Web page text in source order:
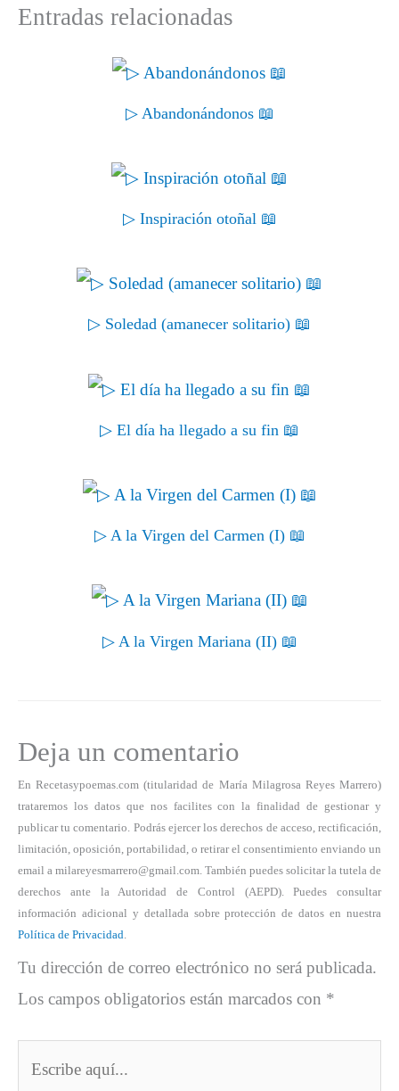
Entradas relacionadas
▷ Abandonándonos 📖
▷ Inspiración otoñal 📖
▷ Soledad (amanecer solitario) 📖
▷ El día ha llegado a su fin 📖
▷ A la Virgen del Carmen (I) 📖
▷ A la Virgen Mariana (II) 📖
Deja un comentario
En Recetasypoemas.com (titularidad de María Milagrosa Reyes Marrero)
trataremos los datos que nos facilites con la finalidad de gestionar y
publicar tu comentario. Podrás ejercer los derechos de acceso, rectificación,
limitación, oposición, portabilidad, o retirar el consentimiento enviando un
email a milareyesmarrero@gmail.com. También puedes solicitar la tutela de
derechos ante la Autoridad de Control (AEPD). Puedes consultar
información adicional y detallada sobre protección de datos en nuestra
Política de Privacidad.
Tu dirección de correo electrónico no será publicada.
Los campos obligatorios están marcados con *